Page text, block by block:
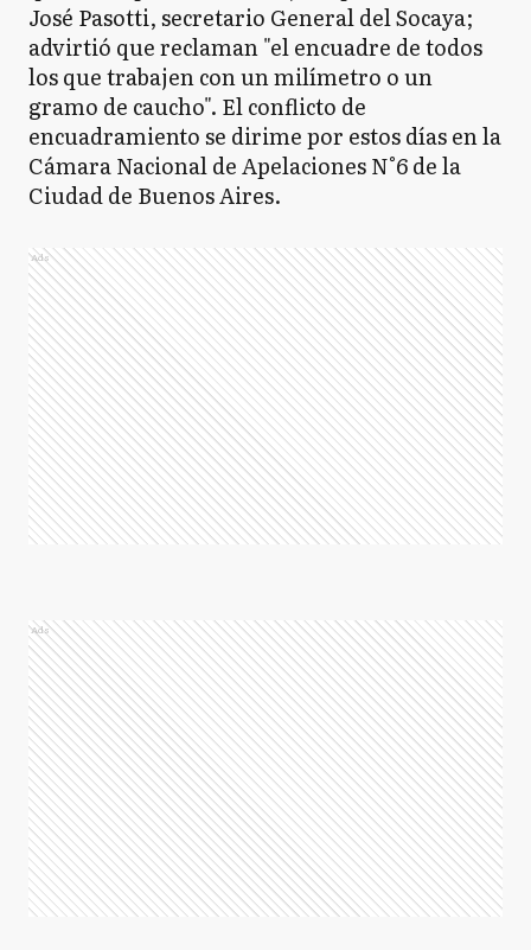
José Pasotti, secretario General del Socaya;
advirtió que reclaman "el encuadre de todos
los que trabajen con un milímetro o un
gramo de caucho". El conflicto de
encuadramiento se dirime por estos días en la
Cámara Nacional de Apelaciones N°6 de la
Ciudad de Buenos Aires.
Ads
Ads